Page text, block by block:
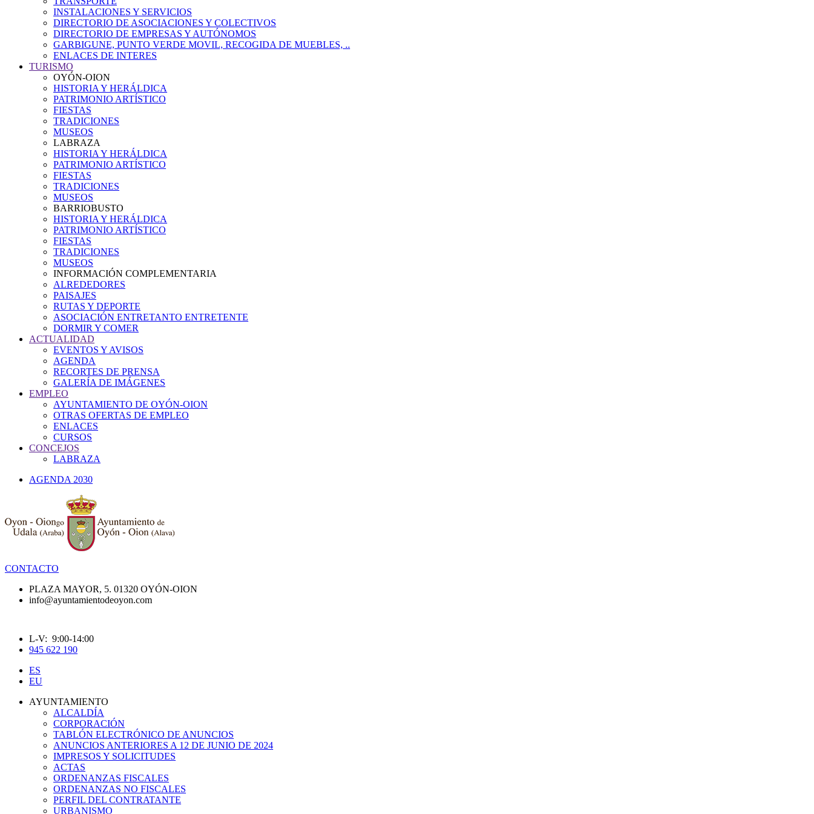
INSTALACIONES Y SERVICIOS
DIRECTORIO DE ASOCIACIONES Y COLECTIVOS
DIRECTORIO DE EMPRESAS Y AUTÓNOMOS
GARBIGUNE, PUNTO VERDE MOVIL, RECOGIDA DE MUEBLES, ..
ENLACES DE INTERES
TURISMO
OYÓN-OION
HISTORIA Y HERÁLDICA
PATRIMONIO ARTÍSTICO
FIESTAS
TRADICIONES
MUSEOS
LABRAZA
HISTORIA Y HERÁLDICA
PATRIMONIO ARTÍSTICO
FIESTAS
TRADICIONES
MUSEOS
BARRIOBUSTO
HISTORIA Y HERÁLDICA
PATRIMONIO ARTÍSTICO
FIESTAS
TRADICIONES
MUSEOS
INFORMACIÓN COMPLEMENTARIA
ALREDEDORES
PAISAJES
RUTAS Y DEPORTE
ASOCIACIÓN ENTRETANTO ENTRETENTE
DORMIR Y COMER
ACTUALIDAD
EVENTOS Y AVISOS
AGENDA
RECORTES DE PRENSA
GALERÍA DE IMÁGENES
EMPLEO
AYUNTAMIENTO DE OYÓN-OION
OTRAS OFERTAS DE EMPLEO
ENLACES
CURSOS
CONCEJOS
LABRAZA
AGENDA 2030
CONTACTO
PLAZA MAYOR, 5. 01320 OYÓN-OION
info@ayuntamientodeoyon.com
L-V: 9:00-14:00
945 622 190
ES
EU
AYUNTAMIENTO
ALCALDÍA
CORPORACIÓN
TABLÓN ELECTRÓNICO DE ANUNCIOS
ANUNCIOS ANTERIORES A 12 DE JUNIO DE 2024
IMPRESOS Y SOLICITUDES
ACTAS
ORDENANZAS FISCALES
ORDENANZAS NO FISCALES
PERFIL DEL CONTRATANTE
URBANISMO